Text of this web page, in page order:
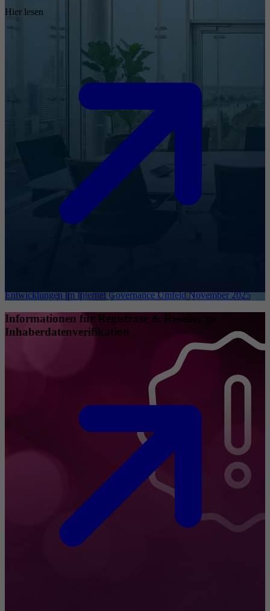
Hier lesen
Entwicklungen im Internet Governance Umfeld November 2025
Informationen für Registrare & Reseller zu
Inhaberdatenverifikation